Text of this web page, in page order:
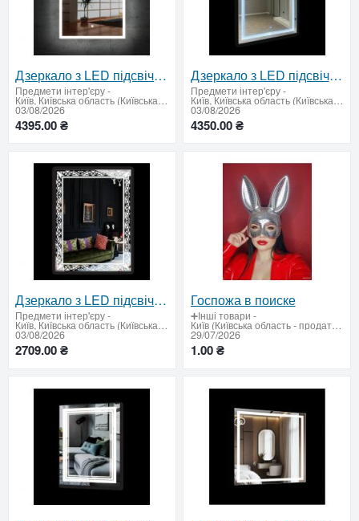
Дзеркало з LED підсвічуванням та сенсорним вимикачем 900 х 700 мм.
Предмети інтер'єру-
Київ, Київська область (Київська область - продати купити)
03/08/2026
4395.00 ₴
Дзеркало з LED підсвічуванням та сенсорним вимикачем 900 х 700 мм.
Предмети інтер'єру-
Київ, Київська область (Київська область - продати купити)
03/08/2026
4350.00 ₴
Дзеркало з LED підсвічуванням 800 х 600 мм.
Предмети інтер'єру-
Київ, Київська область (Київська область - продати купити)
03/08/2026
2709.00 ₴
Госпожа в поиске
➕Інші товари -
Київ (Київська область - продати купити)
29/07/2026
1.00 ₴